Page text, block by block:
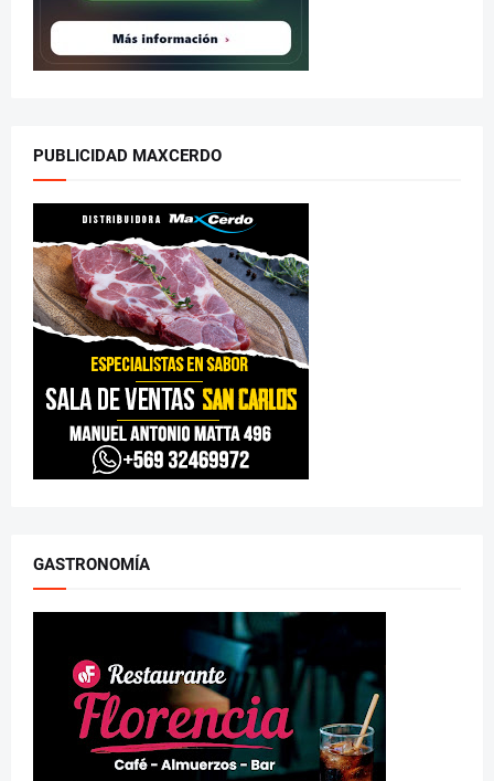
PUBLICIDAD MAXCERDO
GASTRONOMÍA